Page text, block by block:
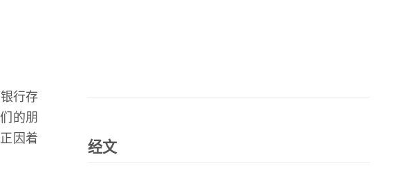
行存
的朋
因着
经文